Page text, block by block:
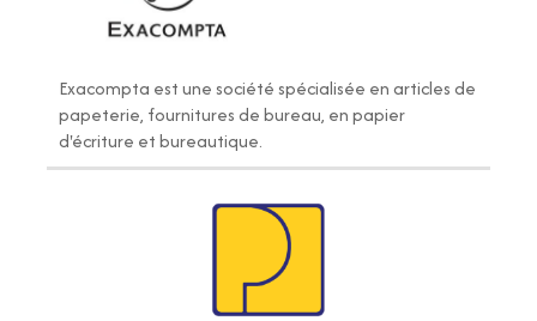
Exacompta est une société spécialisée en articles de
papeterie, fournitures de bureau, en papier
d'écriture et bureautique.